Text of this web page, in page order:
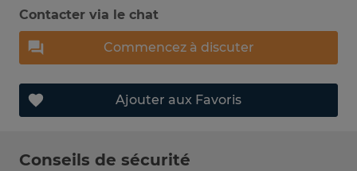
Contacter via le chat
Commencez à discuter
Ajouter aux Favoris
Conseils de sécurité